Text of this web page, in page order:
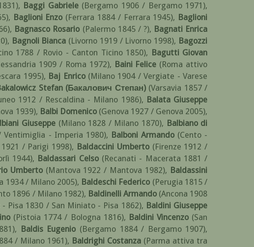
, Baggi Gabriele (Bergamo 1906 / Bergamo 1971),
, Baglioni Enzo (Ferrara 1884 / Ferrara 1945), Baglioni
, Bagnasco Rosario (Palermo 1845 / ?), Bagnati Enrica
, Bagnoli Bianca (Livorno 1919 / Livorno 1998), Bagozzi
1788 / Rovio - Canton Ticino 1850), Bagutti Giovan
1909 / Roma 1972), Baini Felice (Roma attivo
1995), Baj Enrico (Milano 1904 / Vergiate - Varese
Stefan (Бакалович Степан) (Varsavia 1857 /
1912 / Rescaldina - Milano 1986), Balata Giuseppe
1939), Balbi Domenico (Genova 1927 / Genova 2005),
Giuseppe (Milano 1828 / Milano 1870), Balbiano di
- Imperia 1980), Balboni Armando (Cento -
/ Parigi 1998), Baldaccini Umberto (Firenze 1912 /
1944), Baldassari Celso (Recanati - Macerata 1881 /
Umberto (Mantova 1922 / Mantova 1982), Baldassini
1934 / Milano 2005), Baldeschi Federico (Perugia 1815 /
1896 / Milano 1982), Baldinelli Armando (Ancona 1908
- Pisa 1830 / San Miniato - Pisa 1862), Baldini Giuseppe
(Pistoia 1774 / Bologna 1816), Baldini Vincenzo (San
, Baldis Eugenio (Bergamo 1884 / Bergamo 1907),
/ Milano 1961), Baldrighi Costanza (Parma attiva tra